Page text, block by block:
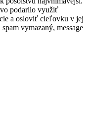
podarilo využiť
a osloviť cieľovku v jej
vymazaný, message